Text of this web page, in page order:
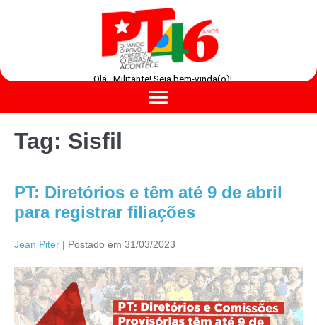
Olá , Militante! Seja bem-vinda(o)!
Tag: Sisfil
PT: Diretórios e têm até 9 de abril
para registrar filiações
Jean Piter | Postado em 31/03/2023